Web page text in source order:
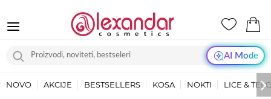
AI Mode
NOVO AKCIJE BESTSELLERS KOSA NOKTI LICE &